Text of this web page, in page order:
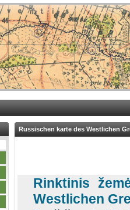
Russischen karte des Westlichen
Rinktinis
Westlichen